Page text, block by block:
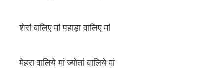
शेरां वालिए मां पहाड़ा वालिए मां
मेहरा वालिये मां ज्योतां वालिये मां